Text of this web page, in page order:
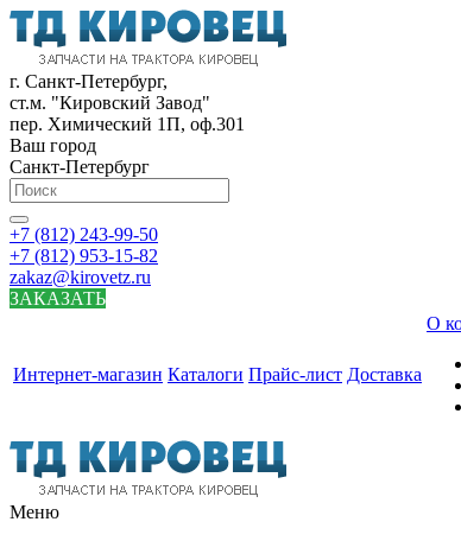
г. Санкт-Петербург,
ст.м. "Кировский Завод"
пер. Химический 1П, оф.301
Ваш город
Санкт-Петербург
+7 (812) 243-99-50
+7 (812) 953-15-82
zakaz@kirovetz.ru
ЗАКАЗАТЬ
Интернет-магазин Каталоги Прайс-лист Доставка
О
Меню